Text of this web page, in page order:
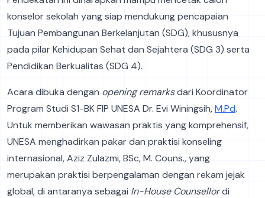
konselor sekolah yang siap mendukung pencapaian
Tujuan Pembangunan Berkelanjutan (SDG), khususnya
pada pilar Kehidupan Sehat dan Sejahtera (SDG 3) serta
Pendidikan Berkualitas (SDG 4).
Acara dibuka dengan opening remarksdari Koordinator
Program Studi S1-BK FIP UNESA Dr. Evi Winingsih,M.Pd.
Untuk memberikan wawasan praktis yang komprehensif,
UNESA menghadirkan pakar dan praktisi konseling
internasional, Aziz Zulazmi, BSc, M. Couns., yang
merupakan praktisi berpengalaman dengan rekam jejak
global, di antaranya sebagai In-House Counsellordi